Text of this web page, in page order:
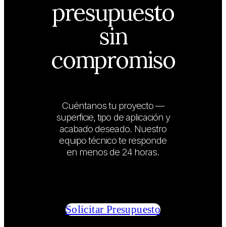
presupuesto
sin
compromiso
Cuéntanos tu proyecto —
superficie, tipo de aplicación y
acabado deseado. Nuestro
equipo técnico te responde
en menos de 24 horas.
Solicitar Presupuesto